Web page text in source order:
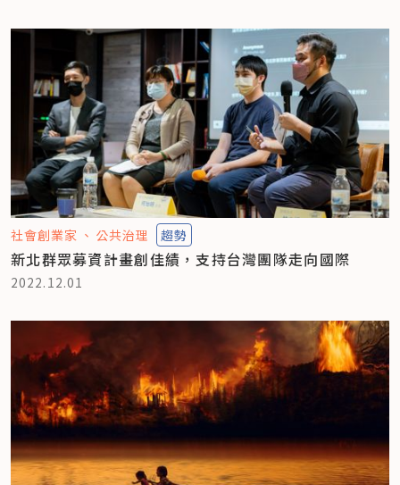
社會創業家 公共治理 趨勢
新北群眾募資計畫創佳績，支持台灣團隊走向國際
2022.12.01